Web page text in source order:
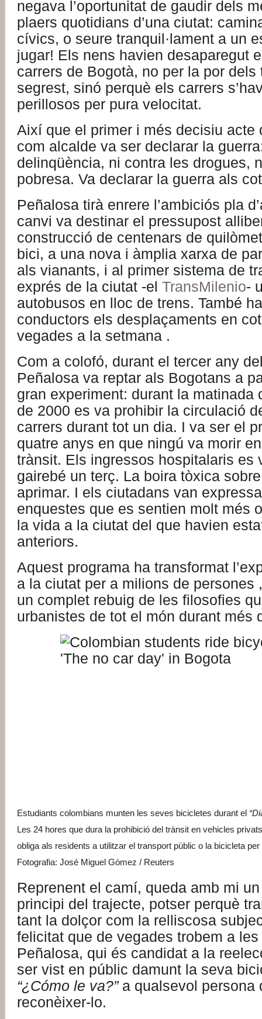
negava l’oportunitat de gaudir dels
plaers quotidians d’una ciutat:
cívics, o seure tranquil·lament a un
jugar! Els nens havien desaparegut
carrers de Bogotà, no per la por dels
segrest, sinó perquè els carrers
perillosos per pura velocitat.
Així que el primer i més decisiu acte
com alcalde va ser declarar la
delinqüència, ni contra les drogues,
pobresa. Va declarar la guerra als
Peñalosa tirà enrere l’ambiciós pla
canvi va destinar el pressupost
construcció de centenars de
bici, a una nova i àmplia xarxa de
als vianants, i al primer sistema de
exprés de la ciutat -el TransMilenio-
autobusos en lloc de trens. També
conductors els desplaçaments en
vegades a la setmana .
Com a colofó, durant el tercer any
Peñalosa va reptar als Bogotans a
gran experiment: durant la matinada
de 2000 es va prohibir la circulació
carrers durant tot un dia. I va ser el
quatre anys en que ningú va morir
trànsit. Els ingressos hospitalaris es
gairebé un terç. La boira tòxica
aprimar. I els ciutadans van
enquestes que es sentien molt més
la vida a la ciutat del que havien
anteriors.
Aquest programa ha transformat
a la ciutat per a milions de persones
un complet rebuig de les filosofies
urbanistes de tot el món durant més
Estudiants colombians munten les seves bicicletes durant el
Les 24 hores que dura la prohibició del trànsit en vehicles
obliga als residents a utilitzar el transport públic o la bicicleta
Fotografia: José Miguel Gómez / Reuters
Reprenent el camí, queda amb mi
principi del trajecte, potser perquè
tant la dolçor com la relliscosa
felicitat que de vegades trobem a
Peñalosa, qui és candidat a la
ser vist en públic damunt la seva
“¿Cómo le va?”a qualsevol persona
reconèixer-lo.